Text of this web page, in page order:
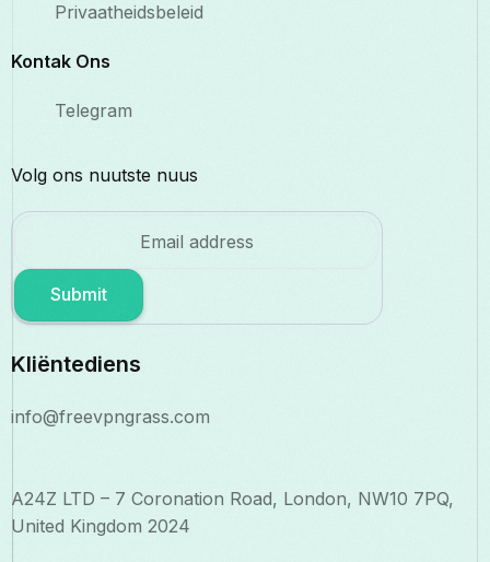
Privaatheidsbeleid
Kontak Ons
Telegram
Volg ons nuutste nuus
Submit
Kliëntediens
info@freevpngrass.com
A24Z LTD – 7 Coronation Road, London, NW10 7PQ,
United Kingdom 2024